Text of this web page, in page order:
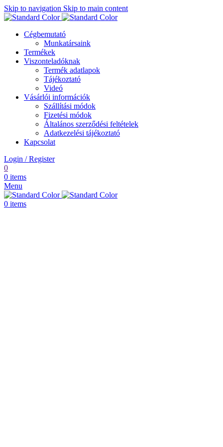
Skip to navigation Skip to main content
Cégbemutató
Munkatársaink
Termékek
Viszonteladóknak
Termék adatlapok
Tájékoztató
Videó
Vásárlói információk
Szállítási módok
Fizetési módok
Általános szerződési feltételek
Adatkezelési tájékoztató
Kapcsolat
Login / Register
0
0 items
Menu
0 items